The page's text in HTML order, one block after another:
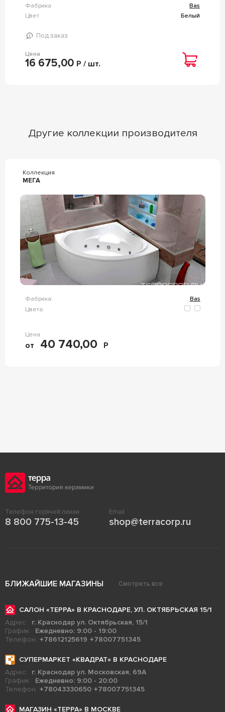
Фабрика
Bas
Цвет
Белый
Под заказ
Цена
16 675,00 Р / шт.
Другие коллекции производителя
Коллекция
МЕГА
Фабрика:
Bas
Цвета:
Цена
от 40 740,00 Р
Телефон горячей линии
8 800 775-13-45
Email
shop@terracorp.ru
БЛИЖАЙШИЕ МАГАЗИНЫ Смотреть все
САЛОН «ТЕРРА» В КРАСНОДАРЕ, УЛ. ОКТЯБРЬСКАЯ 15/1
Адрес:
г. Краснодар ул. Октябрьская, 15/1
График:
Ежедневно: 9:00 - 19:00
Телефон: +78612125619 +78007751345
СУПЕРМАРКЕТ «КВАДРАТ» В КРАСНОДАРЕ
Адрес:
г. Краснодар ул. Московская, 69А
График:
Ежедневно: 9:00 - 20:00
Телефон: +78043330650 +78007751345
МАГАЗИН «ТЕРРА» В МОСКВЕ